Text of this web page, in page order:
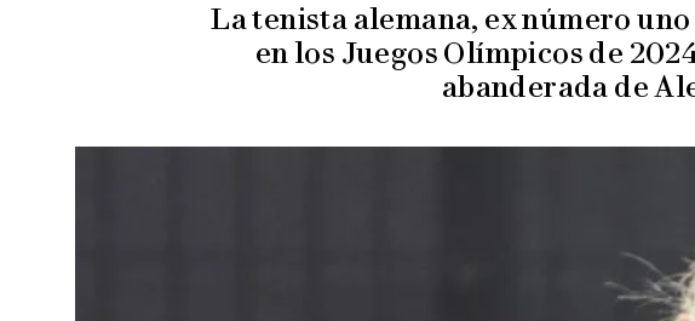
La tenista alemana, ex número
en los Juegos Olímpicos de
abanderada de